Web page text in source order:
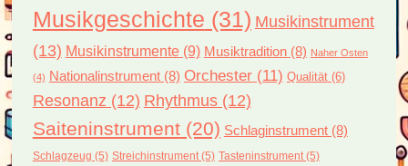
Musikgeschichte (31) Musikinstrument
(13) Musikinstrumente(9) Musiktradition(8) Naher Osten
(4) Nationalinstrument(8) Orchester(11) Qualität(6)
Resonanz (12) Rhythmus(12)
Saiteninstrument(20) Schlaginstrument(8)
Schlagzeug (5) Streichinstrument(5) Tasteninstrument(5)